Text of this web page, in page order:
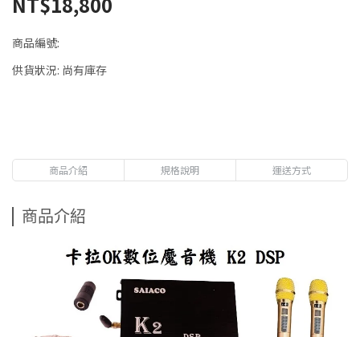
商品編號:
供貨狀況: 尚有庫存
商品介紹 規格說明 運送方式
商品介紹